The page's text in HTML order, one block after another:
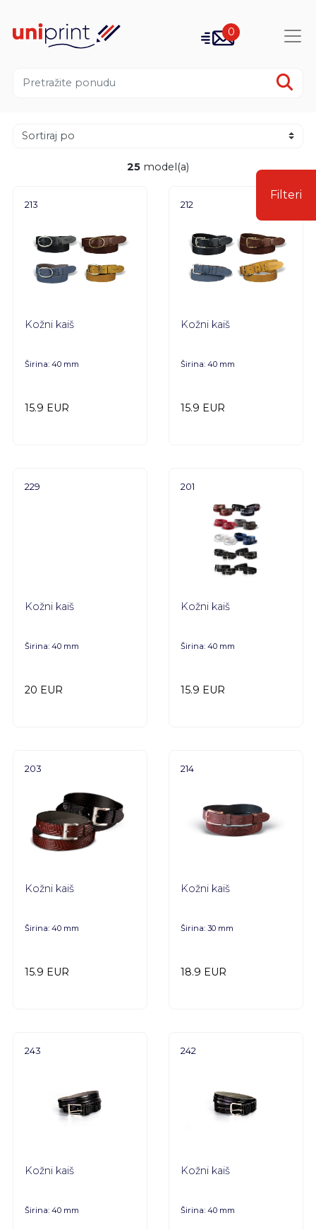
0
Filteri
25 model(a)
213
Kožni kaiš
Širina: 40 mm
15.9 EUR
212
Kožni kaiš
Širina: 40 mm
15.9 EUR
229
Kožni kaiš
Širina: 40 mm
20 EUR
201
Kožni kaiš
Širina: 40 mm
15.9 EUR
203
Kožni kaiš
Širina: 40 mm
15.9 EUR
214
Kožni kaiš
Širina: 30 mm
18.9 EUR
243
Kožni kaiš
Širina: 40 mm
242
Kožni kaiš
Širina: 40 mm